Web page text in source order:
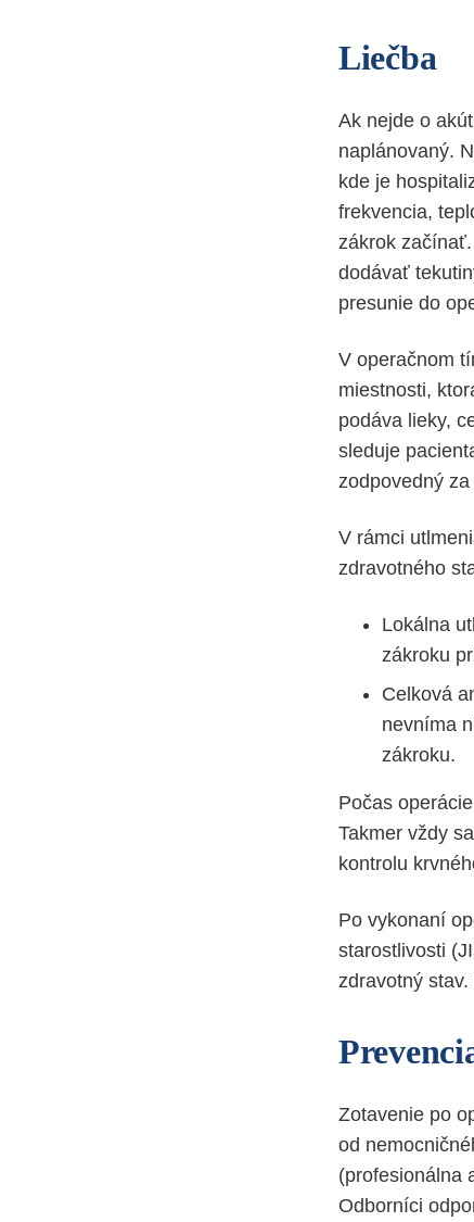
Liečba
Ak nejde o
naplánovaný.
kde je
frekvencia,
zákrok
dodávať
presunie do
V operačnom
miestnosti,
podáva lieky,
sleduje
zodpovedný
V rámci
zdravotného
Lokálna
zákroku
Celková
nevníma
zákroku.
Počas
Takmer vždy
kontrolu
Po vykonaní
starostlivosti
zdravotný
Zotavenie po
od
(profesionálna
Odborníci